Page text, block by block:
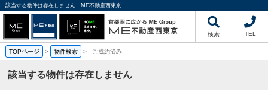
該当する物件は存在しません｜ME不動産西東京
検索 TEL
TOPページ > 物件検索 >- ご成約済み
該当する物件は存在しません